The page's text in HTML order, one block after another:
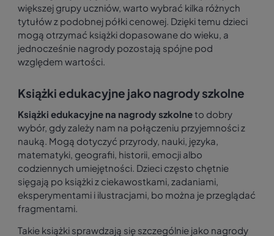
większej grupy uczniów, warto wybrać kilka różnych
tytułów z podobnej półki cenowej. Dzięki temu dzieci
mogą otrzymać książki dopasowane do wieku, a
jednocześnie nagrody pozostają spójne pod
względem wartości.
Książki edukacyjne jako nagrody szkolne
Książki edukacyjne na nagrody szkolneto dobry
wybór, gdy zależy nam na połączeniu przyjemności z
nauką. Mogą dotyczyć przyrody, nauki, języka,
matematyki, geografii, historii, emocji albo
codziennych umiejętności. Dzieci często chętnie
sięgają po książki z ciekawostkami, zadaniami,
eksperymentami i ilustracjami, bo można je przeglądać
fragmentami.
Takie książki sprawdzają się szczególnie jako nagrody